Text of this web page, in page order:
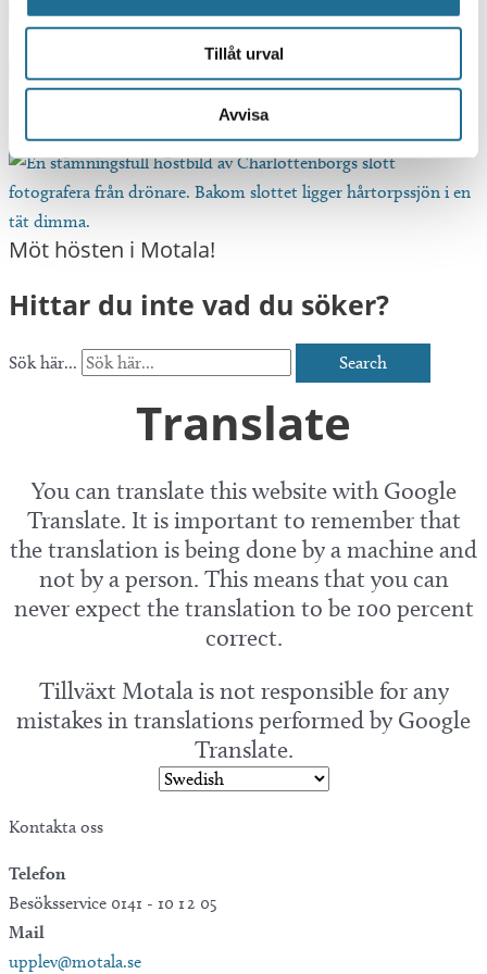
Tillåt urval
Avvisa
Guldkorn att upptäcka
8 härliga vintertips i Motala
Möt hösten i Motala!
Hittar du inte vad du söker?
Sök här... Search
Translate
You can translate this website with Google
Translate. It is important to remember that
the translation is being done by a machine and
not by a person. This means that you can
never expect the translation to be 100 percent
correct.
Tillväxt Motala is not responsible for any
mistakes in translations performed by Google
Translate.
Kontakta oss
Telefon
Besöksservice 0141 - 10 1 2 05
Mail
upplev@motala.se